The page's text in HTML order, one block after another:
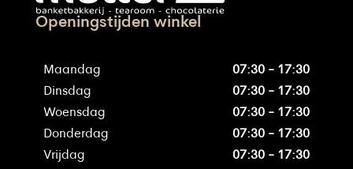
Openingstijden winkel
Maandag
07:30 - 17:30
Dinsdag
07:30 - 17:30
Woensdag
07:30 - 17:30
Donderdag
07:30 - 17:30
Vrijdag
07:30 - 17:30